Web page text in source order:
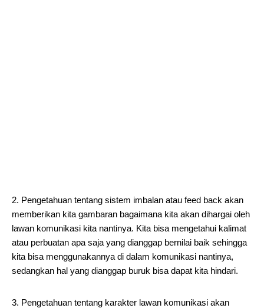
2. Pengetahuan tentang sistem imbalan atau feed back akan
memberikan kita gambaran bagaimana kita akan dihargai oleh
lawan komunikasi kita nantinya. Kita bisa mengetahui kalimat
atau perbuatan apa saja yang dianggap bernilai baik sehingga
kita bisa menggunakannya di dalam komunikasi nantinya,
sedangkan hal yang dianggap buruk bisa dapat kita hindari.
3. Pengetahuan tentang karakter lawan komunikasi akan